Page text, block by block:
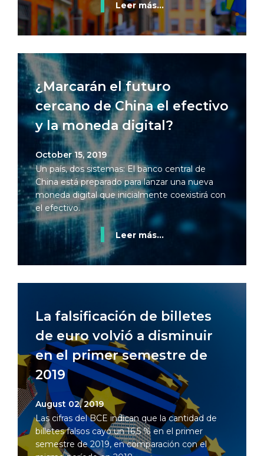
Leer más...
¿Marcarán el futuro
cercano de China el efectivo
y la moneda digital?
October 15, 2019
Un país, dos sistemas: El banco central de
China está preparado para lanzar una nueva
moneda digital que inicialmente coexistirá con
el efectivo.
Leer más...
La falsificación de billetes
de euro volvió a disminuir
en el primer semestre de
2019
August 02, 2019
Las cifras del BCE indican que la cantidad de
billetes falsos cayó un 16,5 % en el primer
semestre de 2019, en comparación con el